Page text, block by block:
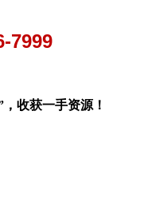
7999
收获一手资源！